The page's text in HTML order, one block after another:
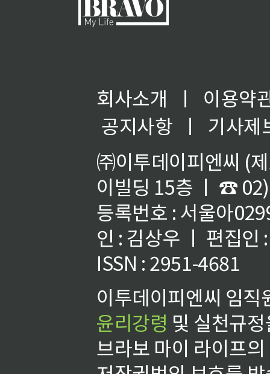
회사소개 ㅣ
이용약
공지사항
ㅣ
기사제
㈜이투데이피엔씨 (
이빌딩 15층 ㅣ ☎
등록번호 : 서울아
인 : 김상우 ㅣ 편집인
ISSN : 2951-4681
이투데이피엔씨 임
윤리강령 및 실천규
브라보 마이 라이프